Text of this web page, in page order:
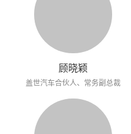
顾晓颖
盖世汽车合伙人、常务副总裁